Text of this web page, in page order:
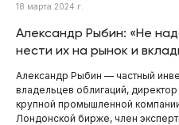
18 марта 2024 г.
Александр Рыбин: «Не
нести их на рынок и
Александр Рыбин — частный
владельцев облигаций,
крупной промышленной
Лондонской бирже, член